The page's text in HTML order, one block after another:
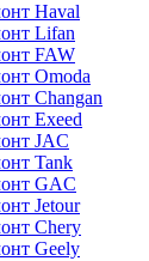
Haval
Lifan
FAW
Omoda
Changan
Exeed
JAC
Tank
GAC
Jetour
Chery
Geely